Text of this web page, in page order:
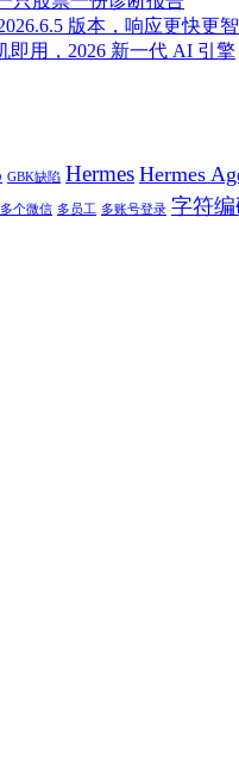
版本，响应更快更
即用，2026 新一代 AI 引擎
GBK缺陷 Hermes Hermes
多个微信 多员工 多账号登录 字符